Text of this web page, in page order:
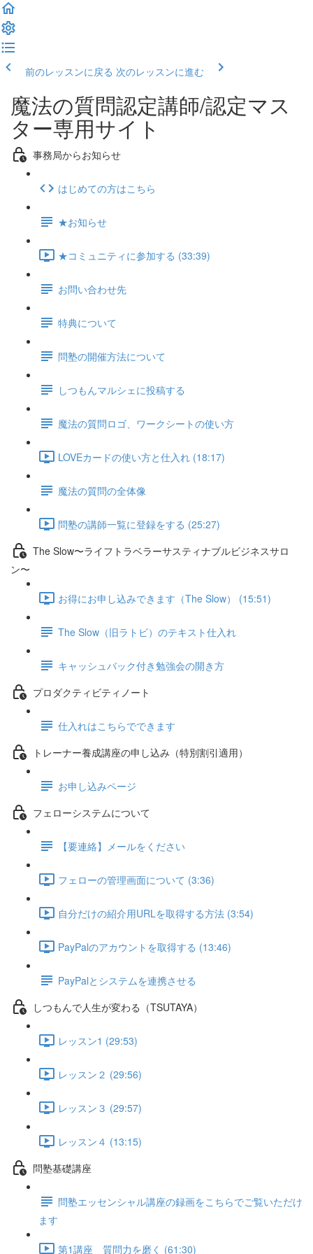
前のレッスンに戻る 次のレッスンに進む
魔法の質問認定講師/認定マス
ター専用サイト
事務局からお知らせ
はじめての方はこちら
★お知らせ
★コミュニティに参加する (33:39)
お問い合わせ先
特典について
問塾の開催方法について
しつもんマルシェに投稿する
魔法の質問ロゴ、ワークシートの使い方
LOVEカードの使い方と仕入れ (18:17)
魔法の質問の全体像
問塾の講師一覧に登録をする (25:27)
The Slow〜ライフトラベラーサスティナブルビジネスサロ
ン〜
お得にお申し込みできます（The Slow） (15:51)
The Slow（旧ラトビ）のテキスト仕入れ
キャッシュバック付き勉強会の開き方
プロダクティビティノート
仕入れはこちらでできます
トレーナー養成講座の申し込み（特別割引適用）
お申し込みページ
フェローシステムについて
【要連絡】メールをください
フェローの管理画面について (3:36)
自分だけの紹介用URLを取得する方法 (3:54)
PayPalのアカウントを取得する (13:46)
PayPalとシステムを連携させる
しつもんで人生が変わる（TSUTAYA）
レッスン1 (29:53)
レッスン２ (29:56)
レッスン３ (29:57)
レッスン４ (13:15)
問塾基礎講座
問塾エッセンシャル講座の録画をこちらでご覧いただけ
ます
第1講座 質問力を磨く (61:30)